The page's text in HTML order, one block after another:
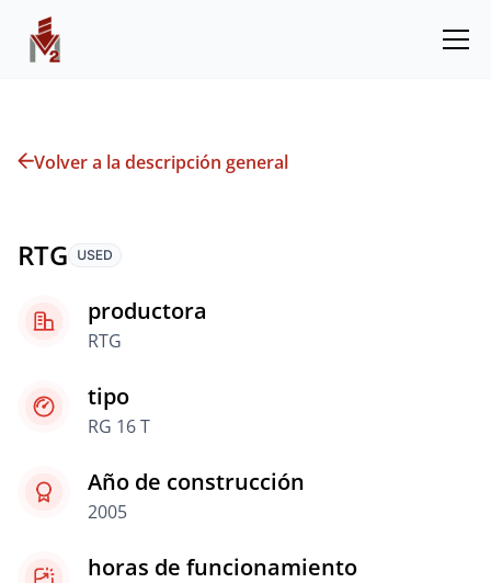
Volver a la descripción general
RTG
productora
RTG
tipo
RG 16 T
Año de construcción
2005
horas de funcionamiento